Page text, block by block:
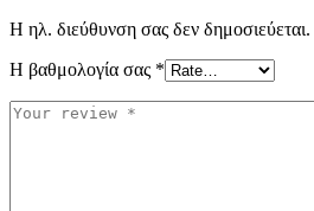
Η ηλ. διεύθυνση σας δεν δημοσιεύεται.
Η βαθμολογία σας *